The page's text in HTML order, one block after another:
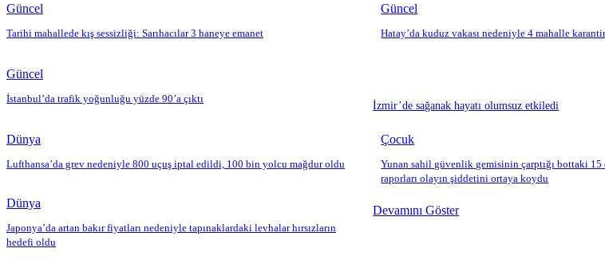
Güncel
Tarihi mahallede kış sessizliği: Sarıhacılar 3 haneye emanet
Güncel
Hatay’da kuduz vakası nedeniyle 4 mahalle
Güncel
İstanbul’da trafik yoğunluğu yüzde 90’a çıktı
Dünya
Lufthansa’da grev nedeniyle 800 uçuş iptal edildi, 100 bin yolcu mağdur oldu
Çocuk
Yunan sahil güvenlik gemisinin çarptığı bottaki
raporları olayın şiddetini ortaya koydu
Dünya
Japonya’da artan bakır fiyatları nedeniyle tapınaklardaki levhalar hırsızların
hedefi oldu
İzmir’de sağanak hayatı olumsuz etkiledi
Devamını Göster